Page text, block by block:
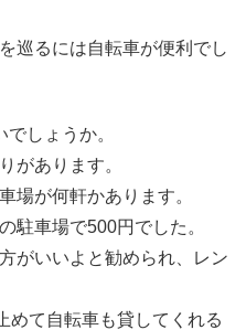
巡るには自転車が便利でし
しょうか。
があります。
場が何軒かあります。
駐車場で500円でした。
がいいよと勧められ、レン
めて自転車も貸してくれる